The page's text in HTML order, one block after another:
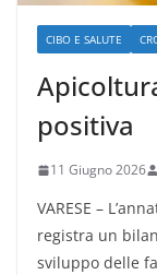
CIBO E SALUTE
positiva
11 Giugno 2026
VARESE –
registra un
sviluppo delle